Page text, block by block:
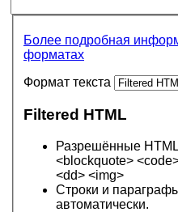
Более подробная
форматах
Формат текста
Filtered HTML
Разрешённые
<blockquote>
<dd> <img>
Строки и
автоматически.